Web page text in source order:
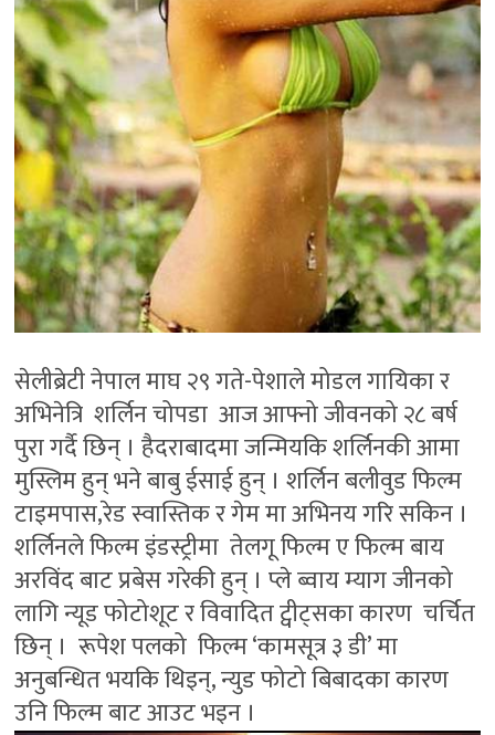
सेलीब्रेटी नेपाल माघ २९ गते-पेशाले मोडल गायिका र
अभिनेत्रि शर्लिन चोपडा आज आफ्नो जीवनको २८ बर्ष
पुरा गर्दै छिन् । हैदराबादमा जन्मियकि शर्लिनकी आमा
मुस्लिम हुन् भने बाबु ईसाई हुन् । शर्लिन बलीवुड फिल्म
टाइमपास,रेड स्वास्तिक र गेम मा अभिनय गरि सकिन ।
शर्लिनले फिल्म इंडस्ट्रीमा तेलगू फिल्म ए फिल्म बाय
अरविंद बाट प्रबेस गरेकी हुन् । प्ले ब्वाय म्याग जीनको
लागि न्यूड फोटोशूट र विवादित ट्वीट्सका कारण चर्चित
छिन् । रूपेश पलको फिल्म ‘कामसूत्र ३ डी’ मा
अनुबन्धित भयकि थिइन्, न्युड फोटो बिबादका कारण
उनि फिल्म बाट आउट भइन ।